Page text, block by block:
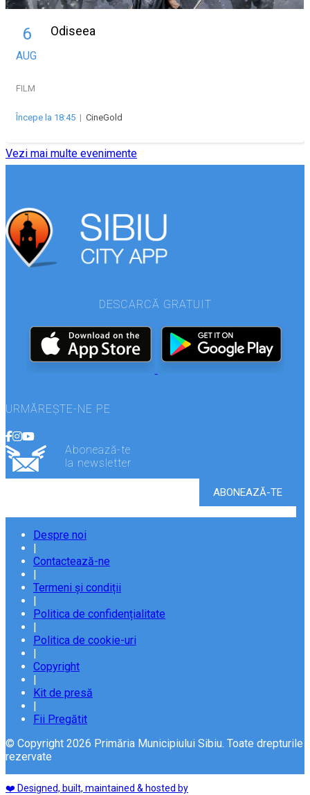
6
AUG
Odiseea
FILM
Începe la 18:45 | CineGold
Vezi mai multe evenimente
DESCARCĂ GRATUIT
URMĂREȘTE-NE PE
Abonează-te
la newsletter
Despre noi
|
Contactează-ne
|
Termeni și condiții
|
Politica de confidențialitate
|
Politica de cookie-uri
|
Copyright
|
Kit de presă
|
Fii Pregătit
© Copyright 2026 Primăria Municipiului Sibiu. Toate drepturile
rezervate
❤️ Designed, built, maintained & hosted by